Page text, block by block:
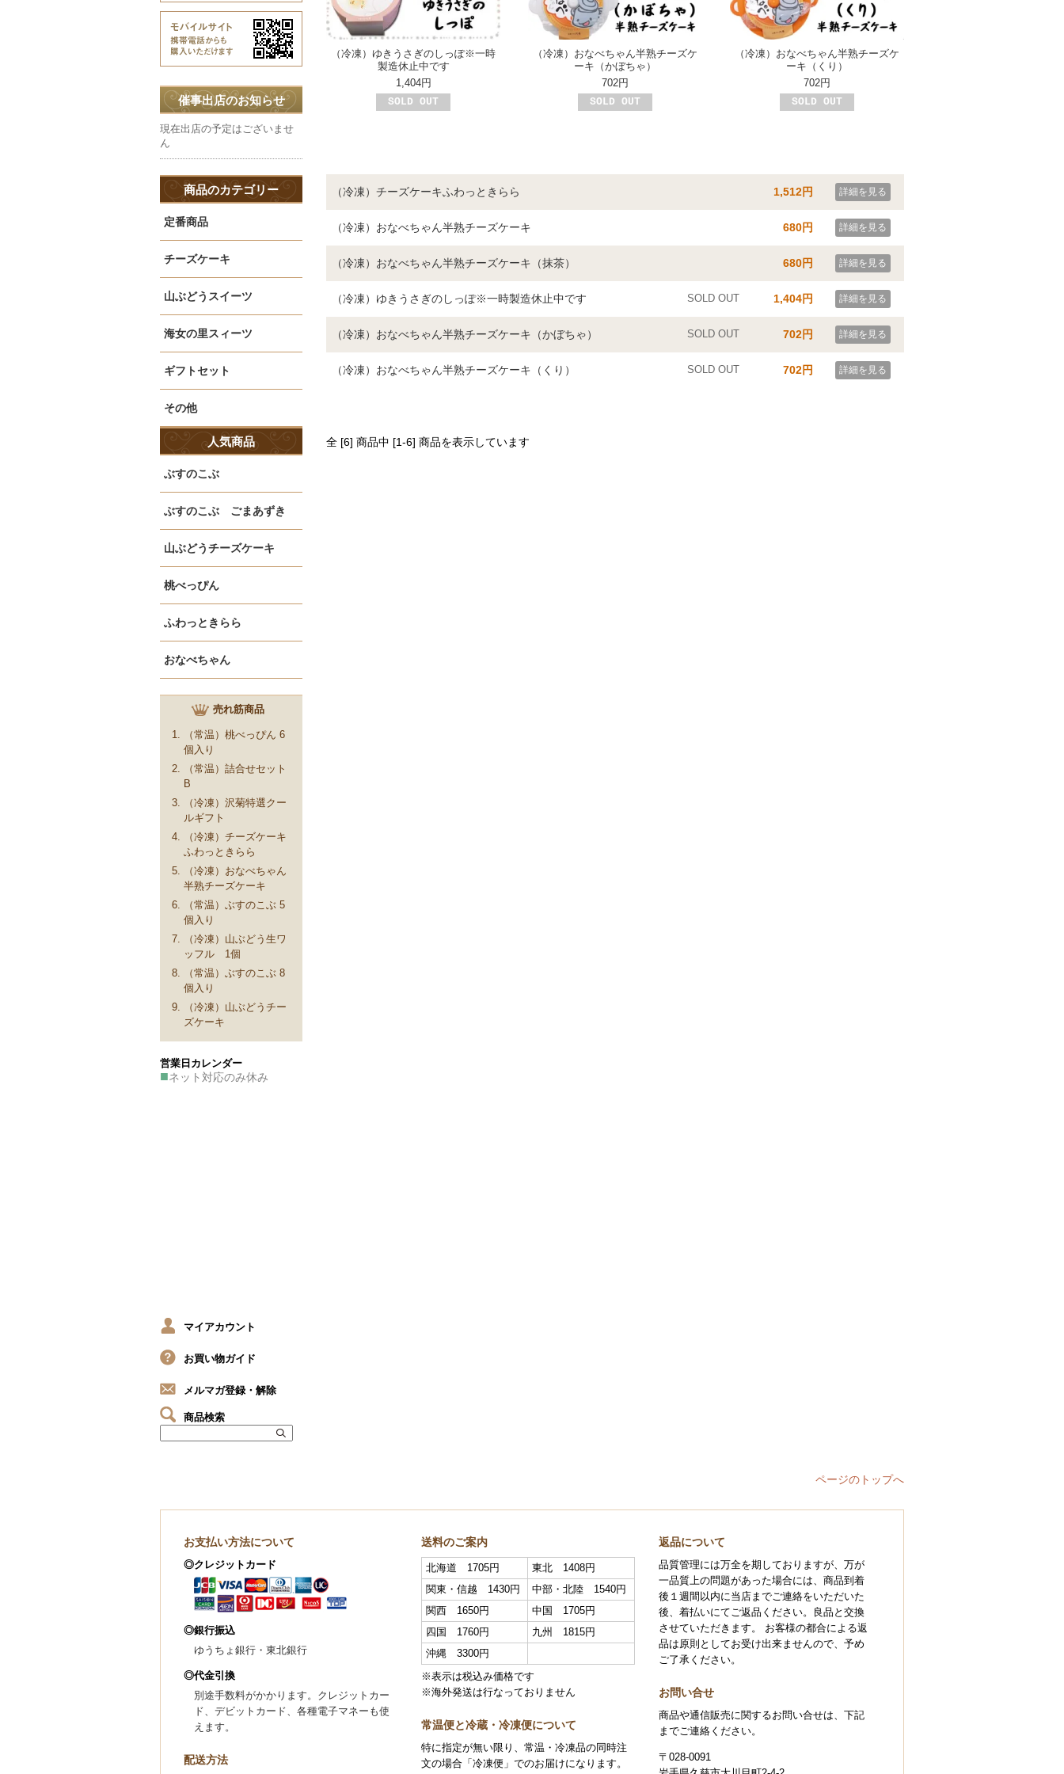
（冷凍）ゆきうさぎのしっぽ※一時
製造休止中です
1,404円
SOLD OUT
（冷凍）おなべちゃん半熟チーズケ
ーキ（かぼちゃ）
702円
SOLD OUT
（冷凍）おなべちゃん半熟チーズケ
ーキ（くり）
702円
SOLD OUT
（冷凍）チーズケーキふわっときらら 1,512円 詳細を見る
（冷凍）おなべちゃん半熟チーズケーキ 680円 詳細を見る
（冷凍）おなべちゃん半熟チーズケーキ（抹茶） 680円 詳細を見る
（冷凍）ゆきうさぎのしっぽ※一時製造休止中です SOLD OUT 1,404円 詳細を見る
（冷凍）おなべちゃん半熟チーズケーキ（かぼちゃ） SOLD OUT 702円 詳細を見る
（冷凍）おなべちゃん半熟チーズケーキ（くり） SOLD OUT 702円 詳細を見る
全 [6] 商品中 [1-6] 商品を表示しています
催事出店のお知らせ
現在出店の予定はございませ
ん
商品のカテゴリー
定番商品
チーズケーキ
山ぶどうスイーツ
海女の里スィーツ
ギフトセット
その他
人気商品
ぶすのこぶ
ぶすのこぶ ごまあずき
山ぶどうチーズケーキ
桃べっぴん
ふわっときらら
おなべちゃん
売れ筋商品
（常温）桃べっぴん 6
個入り
（常温）詰合せセット
B
（冷凍）沢菊特選クー
ルギフト
（冷凍）チーズケーキ
ふわっときらら
（冷凍）おなべちゃん
半熟チーズケーキ
（常温）ぶすのこぶ 5
個入り
（冷凍）山ぶどう生ワ
ッフル 1個
（常温）ぶすのこぶ 8
個入り
（冷凍）山ぶどうチー
ズケーキ
営業日カレンダー
■ネット対応のみ休み
マイアカウント
お買い物ガイド
メルマガ登録・解除
商品検索
ページのトップへ
お支払い方法について
◎クレジットカード
◎銀行振込
ゆうちょ銀行・東北銀行
◎代金引換
別途手数料がかかります。クレジットカー
ド、デビットカード、各種電子マネーも使
えます。
配送方法
送料のご案内
北海道 1705円
東北 1408円
関東・信越 1430円
中部・北陸 1540円
関西 1650円
中国 1705円
四国 1760円
九州 1815円
沖縄 3300円
※表示は税込み価格です
※海外発送は行なっておりません
常温便と冷蔵・冷凍便について
特に指定が無い限り、常温・冷凍品の同時注
文の場合「冷凍便」でのお届けになります。
返品について
品質管理には万全を期しておりますが、万が
一品質上の問題があった場合には、商品到着
後１週間以内に当店までご連絡をいただいた
後、着払いにてご返品ください。良品と交換
させていただきます。 お客様の都合による返
品は原則としてお受け出来ませんので、予め
ご了承ください。
お問い合せ
商品や通信販売に関するお問い合せは、下記
までご連絡ください。
〒028-0091